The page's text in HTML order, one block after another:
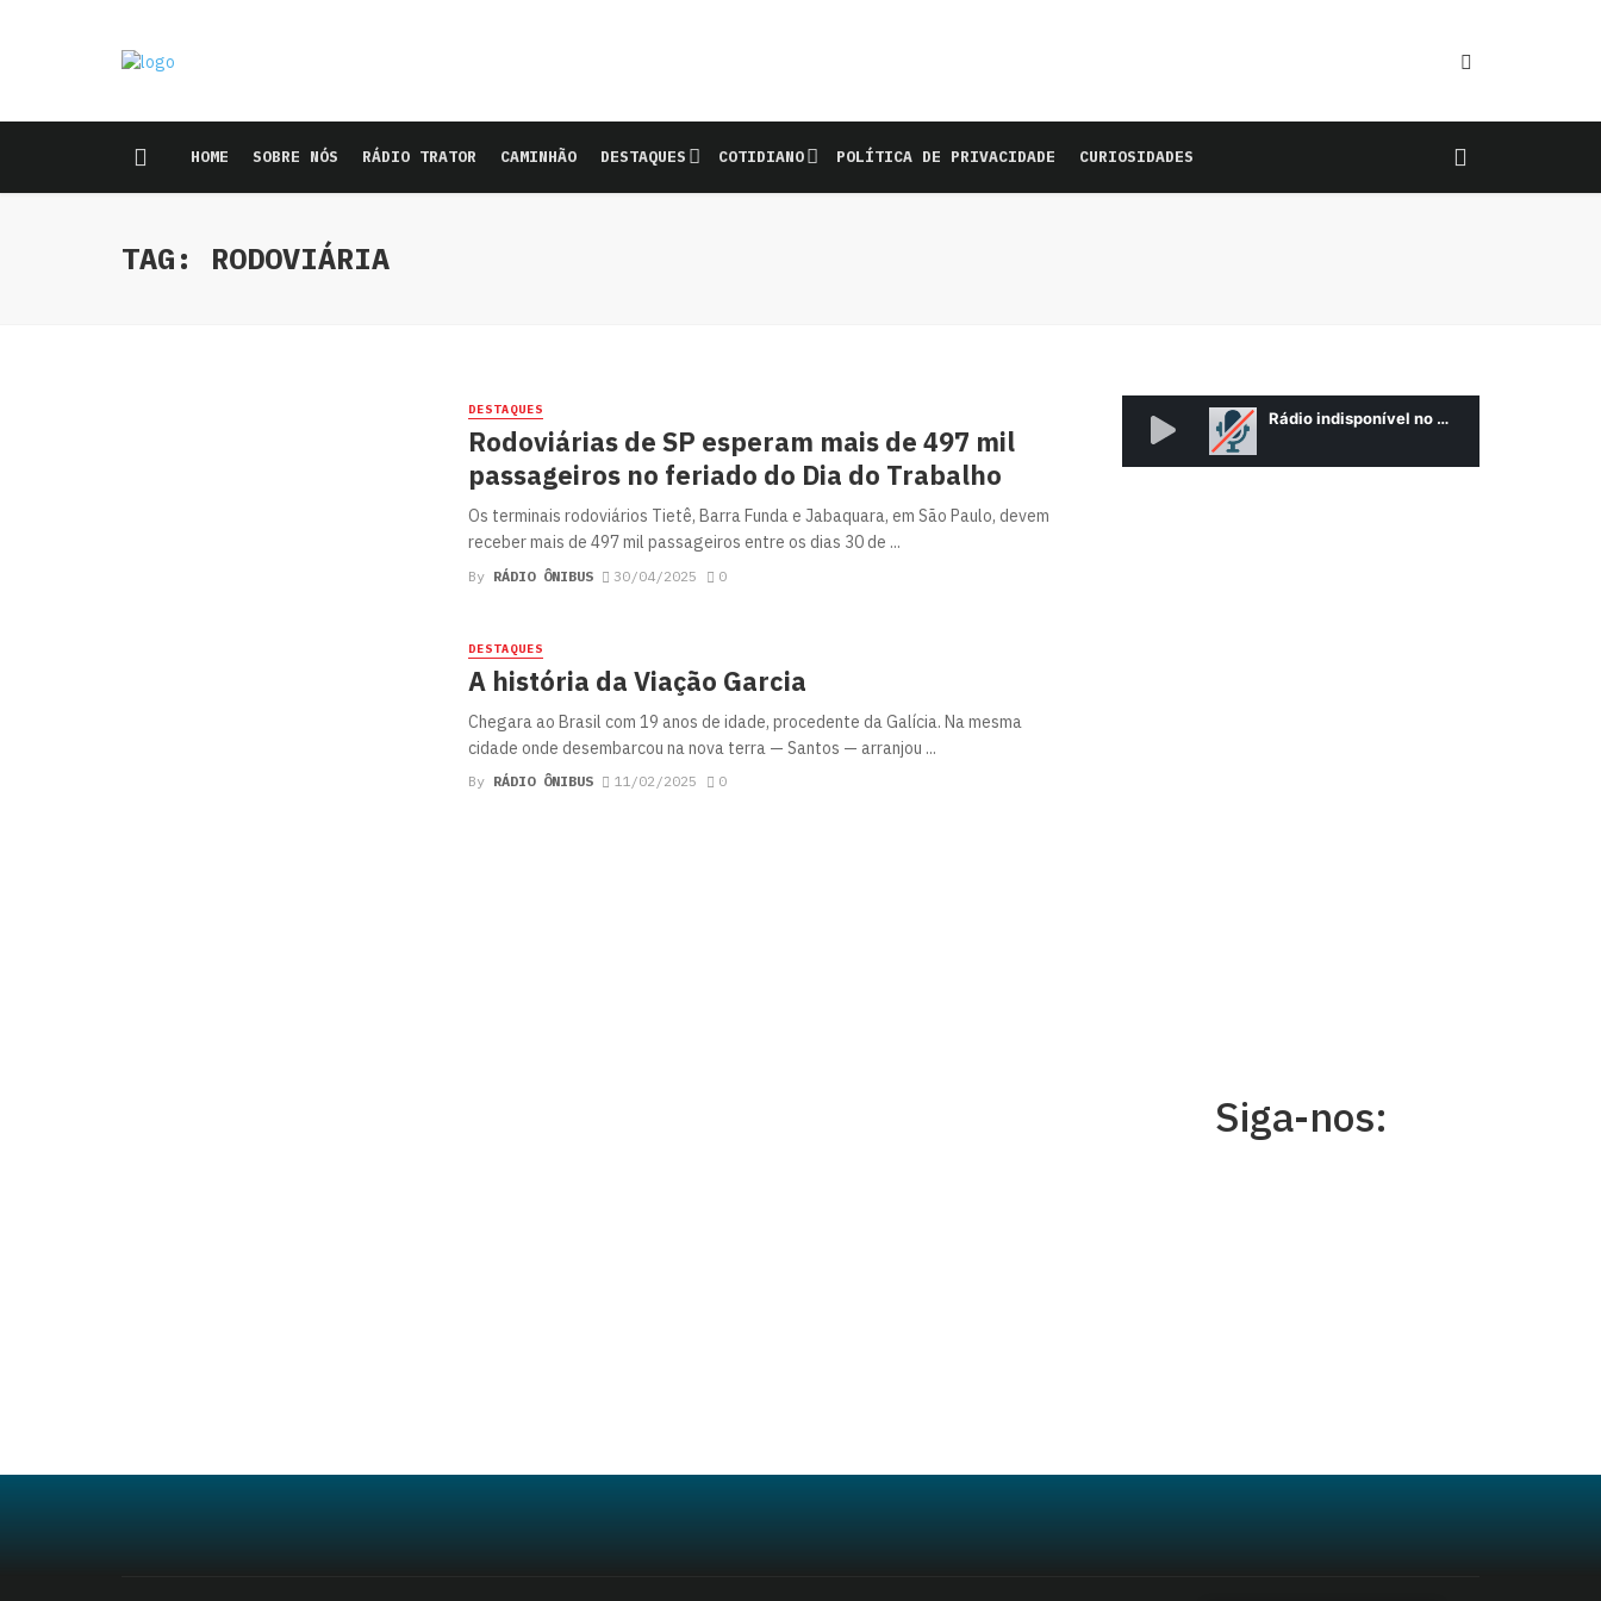
HOME SOBRE NÓS RÁDIO TRATOR CAMINHÃO DESTAQUES COTIDIANO POLÍTICA DE PRIVACIDADE CURIOSIDADES
TAG: RODOVIÁRIA
DESTAQUES
Rodoviárias de SP esperam mais de 497 mil
passageiros no feriado do Dia do Trabalho
Os terminais rodoviários Tietê, Barra Funda e Jabaquara, em São Paulo, devem
receber mais de 497 mil passageiros entre os dias 30 de ...
By RÁDIO ÔNIBUS 30/04/2025 0
DESTAQUES
A história da Viação Garcia
Chegara ao Brasil com 19 anos de idade, procedente da Galícia. Na mesma
cidade onde desembarcou na nova terra — Santos — arranjou ...
By RÁDIO ÔNIBUS 11/02/2025 0
Siga-nos: